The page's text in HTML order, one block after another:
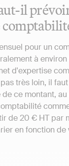
il
pour un
à
d'expertise
très loin, il
ce montant,
de 20 € HT par
en fonction de